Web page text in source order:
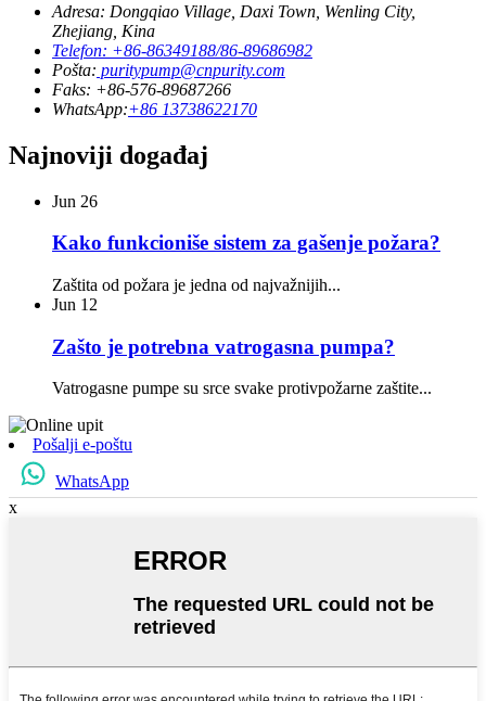
Adresa: Dongqiao Village, Daxi Town, Wenling City,
Zhejiang, Kina
Telefon: +86-86349188/86-89686982
Pošta: puritypump@cnpurity.com
Faks: +86-576-89687266
WhatsApp:+86 13738622170
Najnoviji događaj
Jun 26
Kako funkcioniše sistem za gašenje požara?
Zaštita od požara je jedna od najvažnijih...
Jun 12
Zašto je potrebna vatrogasna pumpa?
Vatrogasne pumpe su srce svake protivpožarne zaštite...
Pošalji e-poštu
WhatsApp
x